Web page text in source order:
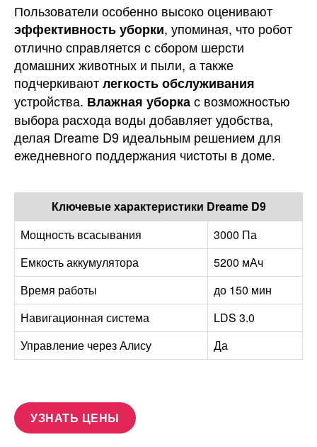
Пользователи особенно высоко оценивают
эффективность уборки, упоминая, что робот
отлично справляется с сбором шерсти
домашних животных и пыли, а также
подчеркиваютлегкость обслуживания
устройства. Влажная уборкас возможностью
выбора расхода воды добавляет удобства,
делая Dreame D9 идеальным решением для
ежедневного поддержания чистоты в доме.
Ключевые характеристики Dreame D9
Мощность всасывания
3000 Па
Емкость аккумулятора
5200 мАч
Время работы
до 150 мин
Навигационная система
LDS 3.0
Управление через Алису
Да
УЗНАТЬ ЦЕНЫ